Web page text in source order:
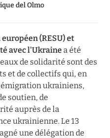
del Olmo
européen (RESU) et
avec l'Ukraine a été
de solidarité sont des
et de collectifs qui, en
ukrainiens,
soutien, de
auprès de la
ukrainienne. Le 13
une délégation de